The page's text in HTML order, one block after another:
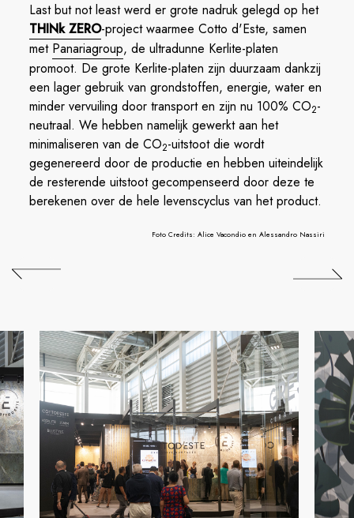
Last but not least werd er grote nadruk gelegd op het
THINk ZERO-project waarmee Cotto d'Este, samen
met Panariagroup, de ultradunne Kerlite-platen
promoot. De grote Kerlite-platen zijn duurzaam dankzij
een lager gebruik van grondstoffen, energie, water en
minder vervuiling door transport en zijn nu 100% CO2-
neutraal. We hebben namelijk gewerkt aan het
minimaliseren van de CO2-uitstoot die wordt
gegenereerd door de productie en hebben uiteindelijk
de resterende uitstoot gecompenseerd door deze te
berekenen over de hele levenscyclus van het product.
Foto Credits: Alice Vacondio en Alessandro Nassiri